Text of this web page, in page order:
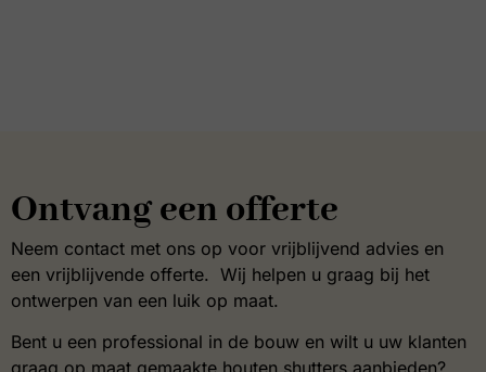
Ontvang een offerte
Neem contact met ons op voor vrijblijvend advies en
een vrijblijvende offerte. Wij helpen u graag bij het
ontwerpen van een luik op maat.
Bent u een professional in de bouw en wilt u uw klanten